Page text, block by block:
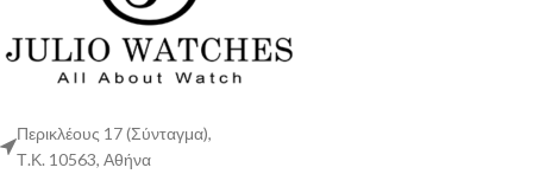
Περικλέους 17 (Σύνταγμα),
Τ.Κ. 10563, Αθήνα